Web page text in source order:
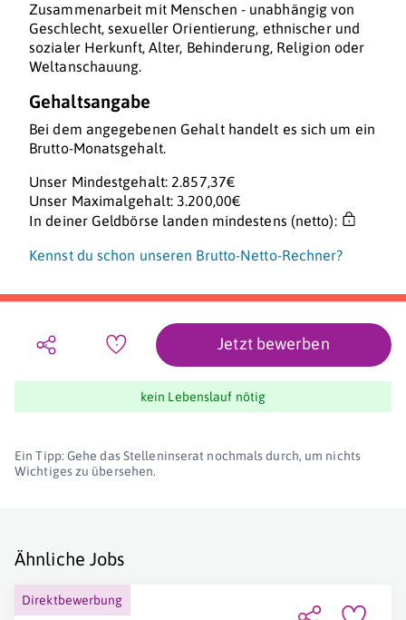
Zusammenarbeit mit Menschen - unabhängig von
Geschlecht, sexueller Orientierung, ethnischer und
sozialer Herkunft, Alter, Behinderung, Religion oder
Weltanschauung.
Gehaltsangabe
Bei dem angegebenen Gehalt handelt es sich um ein
Brutto-Monatsgehalt.
Unser Mindestgehalt: 2.857,37€
Unser Maximalgehalt: 3.200,00€
In deiner Geldbörse landen mindestens (netto):
Kennst du schon unseren Brutto-Netto-Rechner?
Jetzt bewerben
kein Lebenslauf nötig
Ein Tipp: Gehe das Stelleninserat nochmals durch, um nichts
Wichtiges zu übersehen.
Ähnliche Jobs
Direktbewerbung